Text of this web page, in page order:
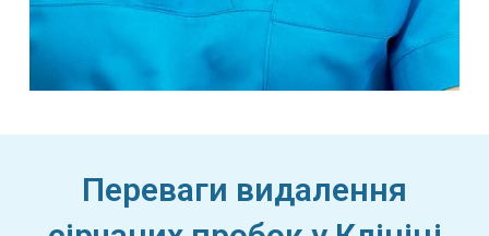
Переваги видалення